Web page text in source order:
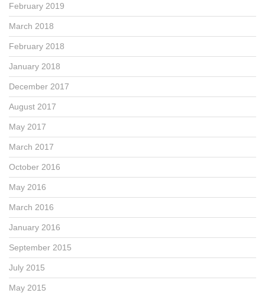
February 2019
March 2018
February 2018
January 2018
December 2017
August 2017
May 2017
March 2017
October 2016
May 2016
March 2016
January 2016
September 2015
July 2015
May 2015